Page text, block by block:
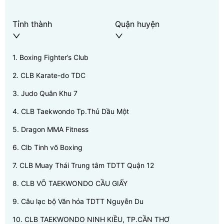
Tỉnh thành Quận huyện
1. Boxing Fighter’s Club
2. CLB Karate-do TDC
3. Judo Quân Khu 7
4. CLB Taekwondo Tp.Thủ Dầu Một
5. Dragon MMA Fitness
6. Clb Tinh võ Boxing
7. CLB Muay Thái Trung tâm TDTT Quận 12
8. CLB VÕ TAEKWONDO CẦU GIẤY
9. Câu lạc bộ Văn hóa TDTT Nguyễn Du
10. CLB TAEKWONDO NINH KIỀU, TP.CẦN THƠ